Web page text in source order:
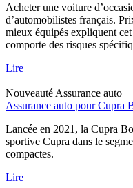
Acheter une voiture
d’automobilistes français.
mieux équipés expliquent
comporte des risques
Lire
Nouveauté Assurance auto
Assurance auto pour Cupra
Lancée en 2021, la Cupra
sportive Cupra dans le
compactes.
Lire